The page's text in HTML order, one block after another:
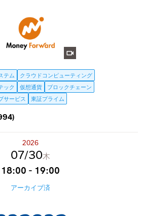
テム
クラウドコンピューティング
ック 仮想通貨
ブロックチェーン
サービス 東証プライム
2026
07 30木
18:00 - 19:00
アーカイブ済